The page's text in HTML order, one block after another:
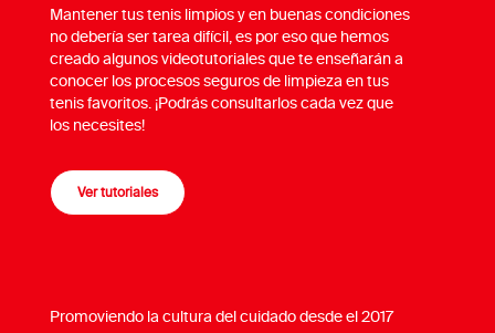
Mantener tus tenis limpios y en buenas condiciones
no debería ser tarea difícil, es por eso que hemos
creado algunos videotutoriales que te enseñarán a
conocer los procesos seguros de limpieza en tus
tenis favoritos. ¡Podrás consultarlos cada vez que
los necesites!
Ver tutoriales
Promoviendo la cultura del cuidado desde el 2017